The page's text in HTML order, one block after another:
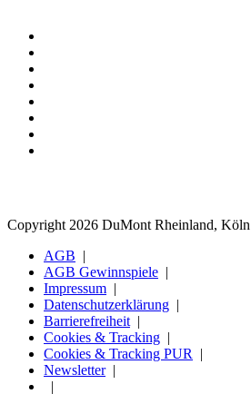
Copyright 2026 DuMont Rheinland, Köln
AGB
AGB Gewinnspiele
Impressum
Datenschutzerklärung
Barrierefreiheit
Cookies & Tracking
Cookies & Tracking PUR
Newsletter